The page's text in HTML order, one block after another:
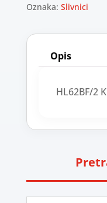
Oznaka: Slivnici
Opis
HL62BF/2